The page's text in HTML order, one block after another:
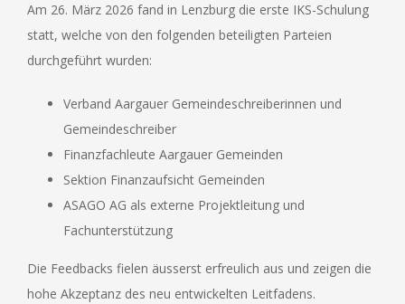
Am 26. März 2026 fand in Lenzburg die erste IKS-Schulung
statt, welche von den folgenden beteiligten Parteien
durchgeführt wurden:
Verband Aargauer Gemeindeschreiberinnen und
Gemeindeschreiber
Finanzfachleute Aargauer Gemeinden
Sektion Finanzaufsicht Gemeinden
ASAGO AG als externe Projektleitung und
Fachunterstützung
Die Feedbacks fielen äusserst erfreulich aus und zeigen die
hohe Akzeptanz des neu entwickelten Leitfadens.